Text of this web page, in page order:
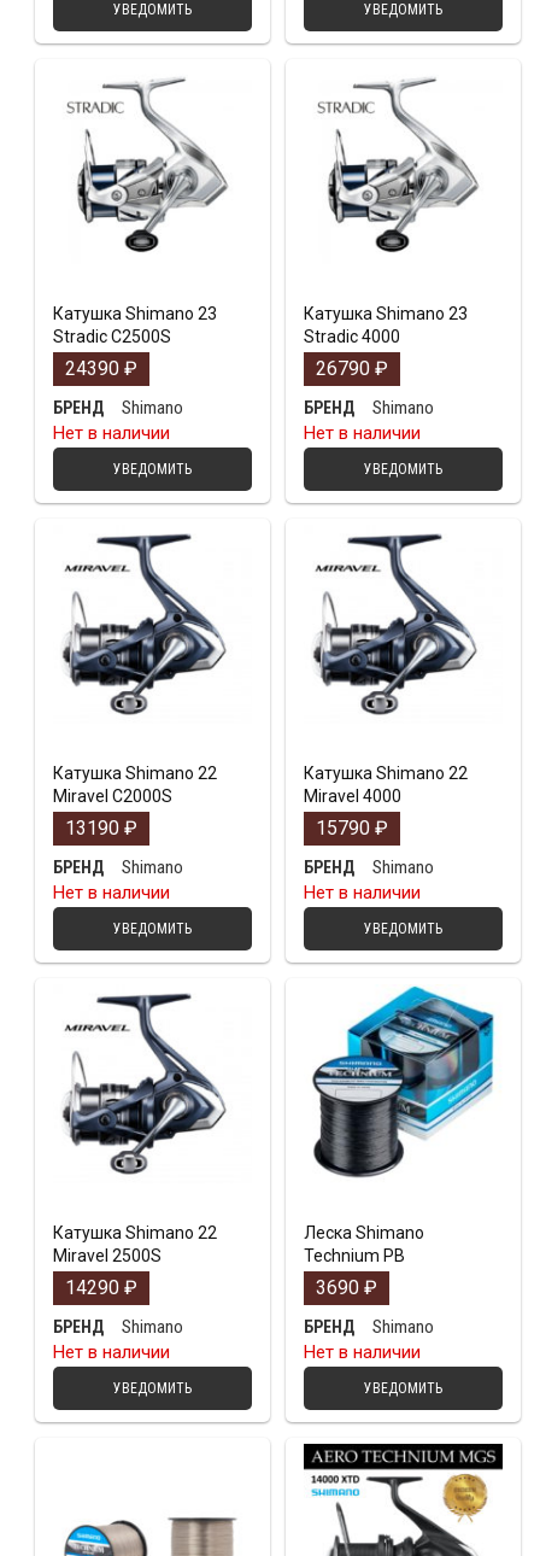
УВЕДОМИТЬ УВЕДОМИТЬ
Катушка Shimano 23
Stradic C2500S
24390 ₽
БРЕНД
Shimano
Нет в наличии
УВЕДОМИТЬ
Катушка Shimano 23
Stradic 4000
26790 ₽
БРЕНД
Shimano
Нет в наличии
УВЕДОМИТЬ
Катушка Shimano 22
Miravel C2000S
13190 ₽
БРЕНД
Shimano
Нет в наличии
УВЕДОМИТЬ
Катушка Shimano 22
Miravel 4000
15790 ₽
БРЕНД
Shimano
Нет в наличии
УВЕДОМИТЬ
Катушка Shimano 22
Miravel 2500S
14290 ₽
БРЕНД
Shimano
Нет в наличии
УВЕДОМИТЬ
Леска Shimano
Technium PB
3690 ₽
БРЕНД
Shimano
Нет в наличии
УВЕДОМИТЬ